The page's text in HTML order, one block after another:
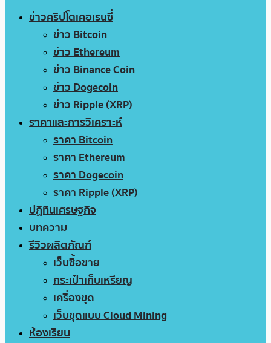
ข่าวคริปโตเคอเรนซี่
ข่าว Bitcoin
ข่าว Ethereum
ข่าว Binance Coin
ข่าว Dogecoin
ข่าว Ripple (XRP)
ราคาและการวิเคราะห์
ราคา Bitcoin
ราคา Ethereum
ราคา Dogecoin
ราคา Ripple (XRP)
ปฏิทินเศรษฐกิจ
บทความ
รีวิวผลิตภัณฑ์
เว็บซื้อขาย
กระเป๋าเก็บเหรียญ
เครื่องขุด
เว็บขุดแบบ Cloud Mining
ห้องเรียน